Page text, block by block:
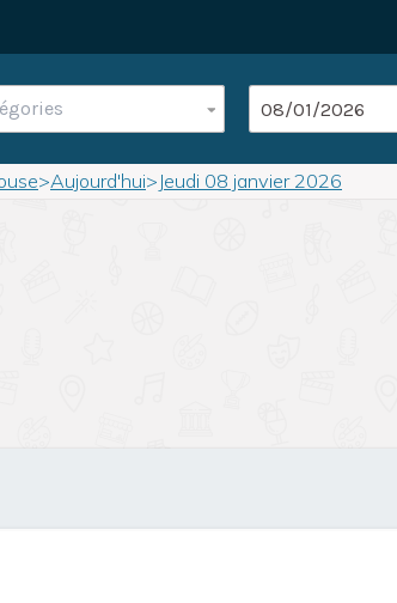
>Aujourd'hui> Jeudi 08 janvier 2026